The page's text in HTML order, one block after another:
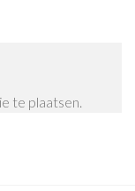
te plaatsen.